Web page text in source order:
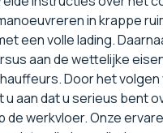
in krappe
een volle lading.
aan de wettelijke
Door het volgen
aan dat u serieus bent
de werkvloer. Onze